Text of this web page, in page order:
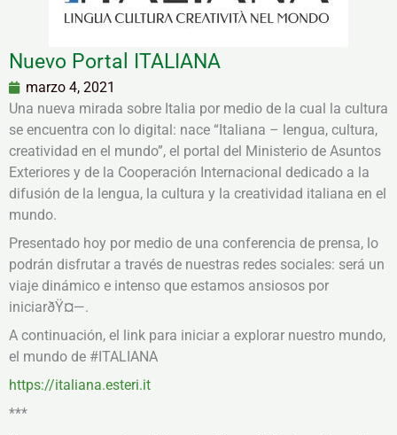
Nuevo Portal ITALIANA
marzo 4, 2021
Una nueva mirada sobre Italia por medio de la cual la cultura
se encuentra con lo digital: nace “Italiana – lengua, cultura,
creatividad en el mundo”, el portal del Ministerio de Asuntos
Exteriores y de la Cooperación Internacional dedicado a la
difusión de la lengua, la cultura y la creatividad italiana en el
mundo.
Presentado hoy por medio de una conferencia de prensa, lo
podrán disfrutar a través de nuestras redes sociales: será un
viaje dinámico e intenso que estamos ansiosos por
iniciarðŸ¤—.
A continuación, el link para iniciar a explorar nuestro mundo,
el mundo de #ITALIANA
https://italiana.esteri.it
***